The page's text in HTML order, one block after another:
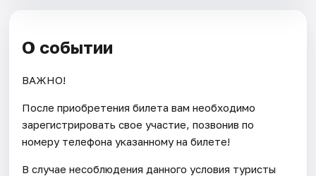
О событии
ВАЖНО!
После приобретения билета вам необходимо
зарегистрировать свое участие, позвонив по
номеру телефона указанному на билете!
В случае несоблюдения данного условия туристы